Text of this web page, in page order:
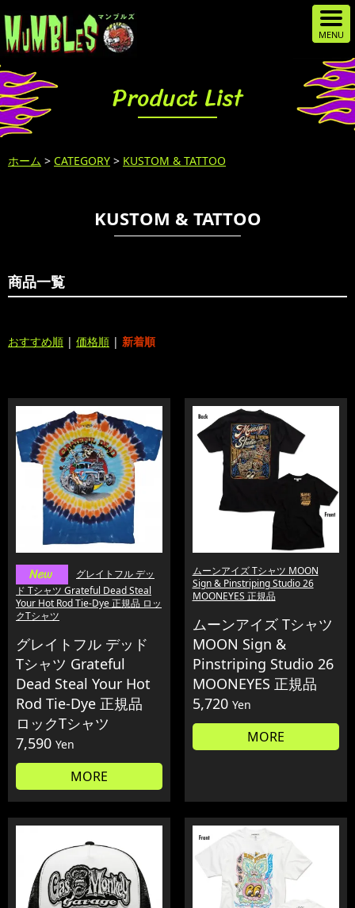
Product List
ホーム > CATEGORY > KUSTOM & TATTOO
KUSTOM & TATTOO
商品一覧
おすすめ順 | 価格順 | 新着順
グレイトフル デッ
ド Tシャツ Grateful Dead Steal
Your Hot Rod Tie-Dye 正規品 ロッ
クTシャツ
グレイトフル デッド
Tシャツ Grateful
Dead Steal Your Hot
Rod Tie-Dye 正規品
ロックTシャツ
7,590 Yen
MORE
ムーンアイズ Tシャツ MOON
Sign & Pinstriping Studio 26
MOONEYES 正規品
ムーンアイズ Tシャツ
MOON Sign &
Pinstriping Studio 26
MOONEYES 正規品
5,720 Yen
MORE